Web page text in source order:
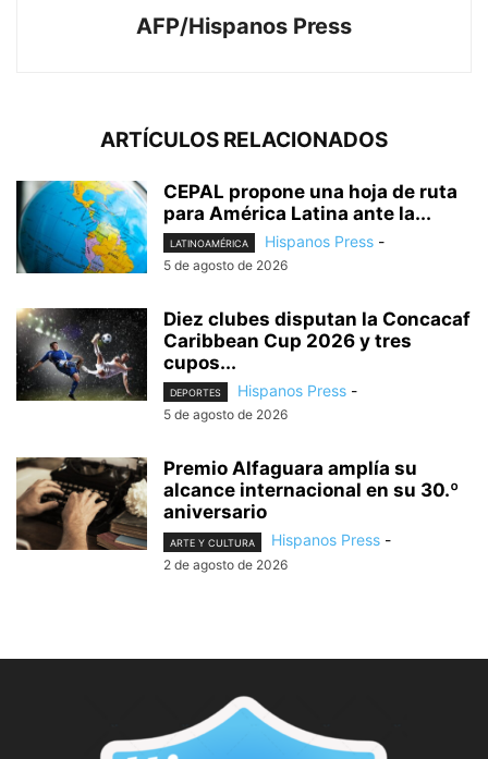
AFP/Hispanos Press
ARTÍCULOS RELACIONADOS
CEPAL propone una hoja de ruta
para América Latina ante la...
LATINOAMÉRICA Hispanos Press -
5 de agosto de 2026
Diez clubes disputan la Concacaf
Caribbean Cup 2026 y tres
cupos...
DEPORTES Hispanos Press -
5 de agosto de 2026
Premio Alfaguara amplía su
alcance internacional en su 30.º
aniversario
ARTE Y CULTURA Hispanos Press -
2 de agosto de 2026